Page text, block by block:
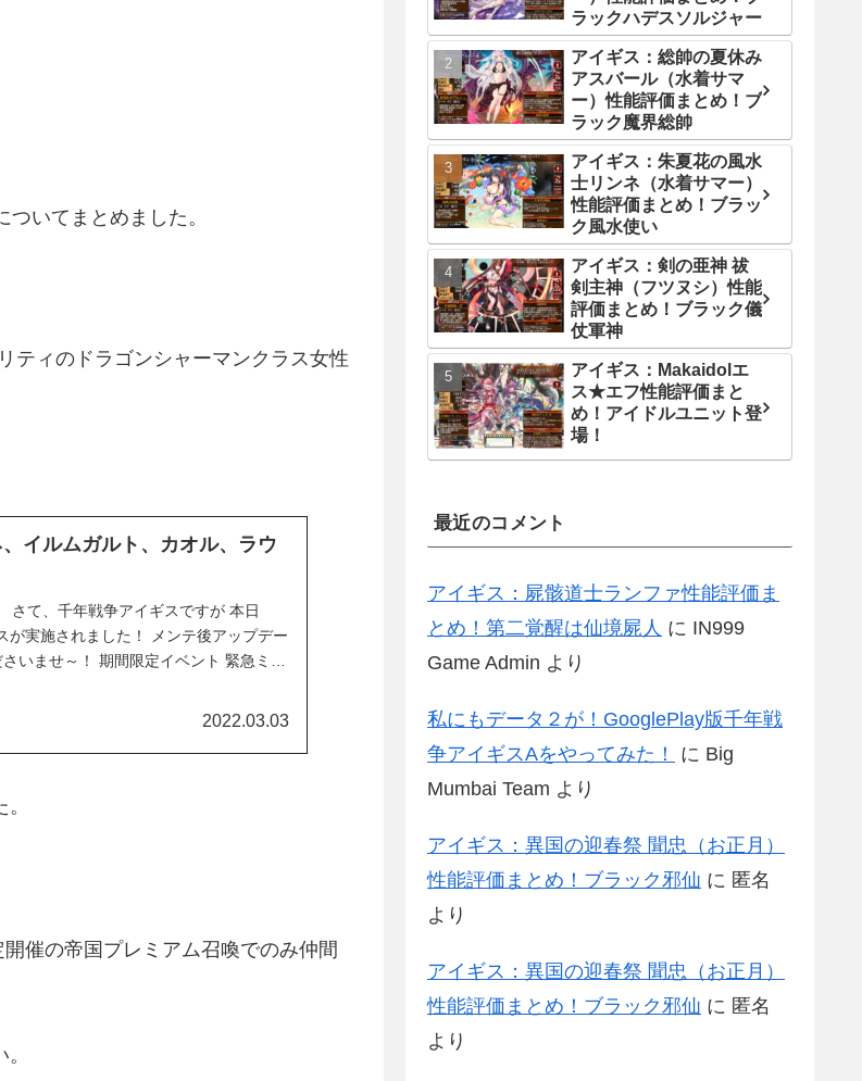
ついてまとめました。
ティのドラゴンシャーマンクラス女性
イルムガルト、カオル、ラウ
さて、千年戦争アイギスですが 本日
実施されました！ メンテ後アップデー
いませ～！ 期間限定イベント 緊急ミッ
2022.03.03
催の帝国プレミアム召喚でのみ仲間
ラックハデスソルジャー
アイギス：総帥の夏休み
アスバール（水着サマ
ー）性能評価まとめ！ブ
ラック魔界総帥
アイギス：朱夏花の風水
士リンネ（水着サマー）
性能評価まとめ！ブラッ
ク風水使い
アイギス：剣の亜神 祓
剣主神（フツヌシ）性能
評価まとめ！ブラック儀
仗軍神
アイギス：Makaidolエ
ス★エフ性能評価まと
め！アイドルユニット登
場！
最近のコメント
アイギス：屍骸道士ランファ性能評価ま
とめ！第二覚醒は仙境屍人 に IN999
Game Admin より
私にもデータ２が！GooglePlay版千年戦
争アイギスAをやってみた！
に Big
Mumbai Team より
アイギス：異国の迎春祭 聞忠（お正月）
性能評価まとめ！ブラック邪仙 に 匿名
より
アイギス：異国の迎春祭 聞忠（お正月）
性能評価まとめ！ブラック邪仙 に 匿名
より